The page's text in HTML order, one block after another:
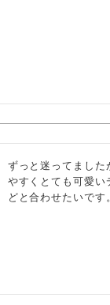
ずっと迷ってまし
やすくとても可愛
どと合わせたいです。